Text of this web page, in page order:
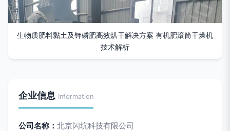
生物质肥料黏土及钾磷肥高效烘干解决方案 有机肥滚筒干燥机
技术解析
企业信息 Information
公司名称： 北京闪坑科技有限公司